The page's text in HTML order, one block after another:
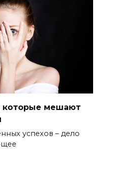
которые мешают
успехов – дело